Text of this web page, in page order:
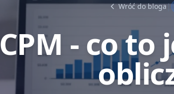
Wróć do bloga|
CPM - co to